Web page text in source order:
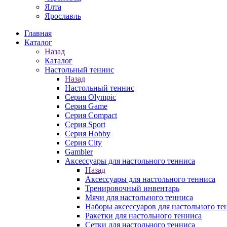
Ялта
Ярославль
Главная
Каталог
Назад
Каталог
Настольный теннис
Назад
Настольный теннис
Серия Olympic
Серия Game
Серия Compact
Серия Sport
Серия Hobby
Серия City
Gambler
Аксессуары для настольного тенниса
Назад
Аксессуары для настольного тенниса
Тренировочный инвентарь
Мячи для настольного тенниса
Наборы аксессуаров для настольного
Ракетки для настольного тенниса
Сетки для настольного тенниса